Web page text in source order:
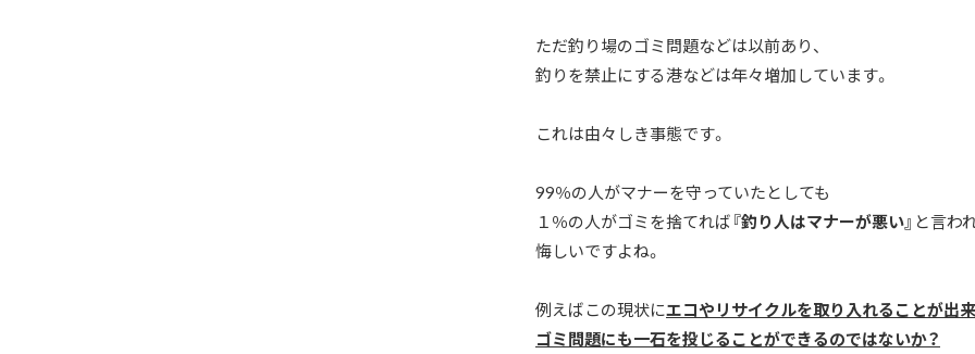
ただ釣り場のゴミ問題などは以前あり、
釣りを禁止にする港などは年々増加しています。
これは由々しき事態です。
99％の人がマナーを守っていたとしても
１％の人がゴミを捨てれば『釣り人はマナーが悪い』 と言わ
悔しいですよね。
例えばこの現状にエコやリサイクルを取り入れることが出
ゴミ問題にも一石を投じることができるのではないか？